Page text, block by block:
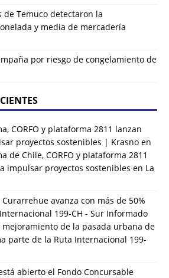
de Temuco detectaron la
y media de mercadería
por riesgo de congelamiento de
CORFO y plataforma 2811 lanzan
proyectos sostenibles | Krasno en
de Chile, CORFO y plataforma 2811
impulsar proyectos sostenibles en La
avanza con más de 50%
199-CH - Sur Informado
mejoramiento de la pasada urbana de
parte de la Ruta Internacional 199-
abierto el Fondo Concursable